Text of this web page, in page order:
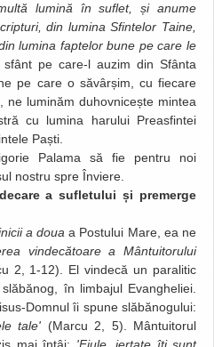
lumină în suflet, și anume
din lumina Sfintelor Taine,
lumina faptelor bune pe care le
pe care-l auzim din Sfânta
pe care o săvârșim, cu fiecare
ne luminăm duhovnicește mintea
cu lumina harului Preasfintei
Paști.
Palama să fie pentru noi
nostru spre Înviere.
a sufletului și premerge
a doua a Postului Mare, ea ne
vindecătoare a Mântuitorului
2, 1-12). El vindecă un paralitic
în limbajul Evangheliei.
Domnul îi spune slăbănogului:
tale' (Marcu 2, 5). Mântuitorul